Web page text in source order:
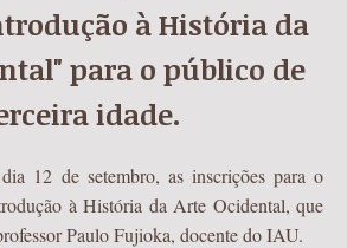
à História da
para o público de
idade.
12 de setembro, as inscrições para o
à História da Arte Ocidental, que
Paulo Fujioka, docente do IAU.